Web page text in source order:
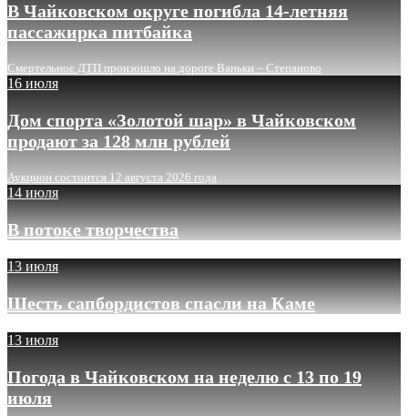
В Чайковском округе погибла 14-летняя
пассажирка питбайка
Смертельное ДТП произошло на дороге Ваньки – Степаново
16 июля
Дом спорта «Золотой шар» в Чайковском
продают за 128 млн рублей
Аукцион состоится 12 августа 2026 года
14 июля
В потоке творчества
13 июля
Шесть сапбордистов спасли на Каме
13 июля
Погода в Чайковском на неделю с 13 по 19
июля